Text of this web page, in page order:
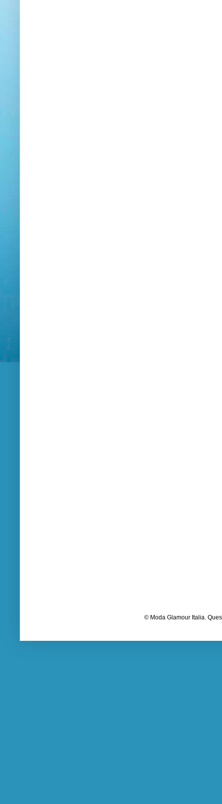
© Moda Glamour Italia.